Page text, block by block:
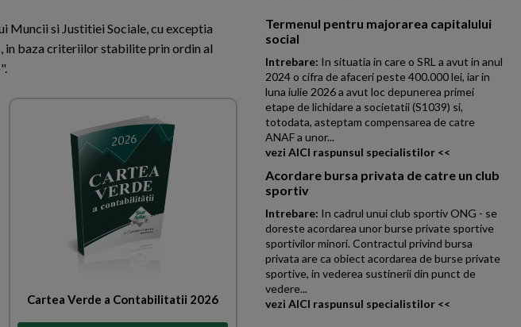
Muncii si Justitiei Sociale, cu exceptia
in baza criteriilor stabilite prin ordin al
Cartea Verde a Contabilitatii 2026
Termenul pentru majorarea capitalului
social
Intrebare: In situatia in care o SRL a avut in anul
2024 o cifra de afaceri peste 400.000 lei, iar in
luna iulie 2026 a avut loc depunerea primei
etape de lichidare a societatii (S1039) si,
totodata, asteptam compensarea de catre
ANAF a unor...
vezi AICI raspunsul specialistilor <<
Acordare bursa privata de catre un club
sportiv
Intrebare: In cadrul unui club sportiv ONG - se
doreste acordarea unor burse private sportive
sportivilor minori. Contractul privind bursa
privata are ca obiect acordarea de burse private
sportive, in vederea sustinerii din punct de
vedere...
vezi AICI raspunsul specialistilor <<